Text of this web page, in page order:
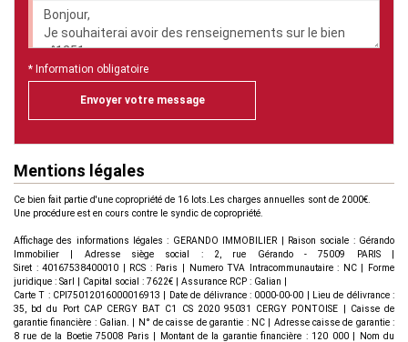
* Information obligatoire
Envoyer votre message
Mentions légales
Ce bien fait partie d'une copropriété de 16 lots.Les charges annuelles sont de 2000€.
Une procédure est en cours contre le syndic de copropriété.
Affichage des informations légales : GERANDO IMMOBILIER | Raison sociale : Gérando
Immobilier | Adresse siège social : 2, rue Gérando - 75009 PARIS |
Siret : 40167538400010 | RCS : Paris | Numero TVA Intracommunautaire : NC | Forme
juridique : Sarl | Capital social : 7622€ | Assurance RCP : Galian |
Carte T : CPI75012016000016913 | Date de délivrance : 0000-00-00 | Lieu de délivrance :
35, bd du Port CAP CERGY BAT C1 CS 2020 95031 CERGY PONTOISE | Caisse de
garantie financière : Galian. | N° de caisse de garantie : NC | Adresse caisse de garantie :
8 rue de la Boetie 75008 Paris | Montant de la garantie financière : 120 000 | Nom du